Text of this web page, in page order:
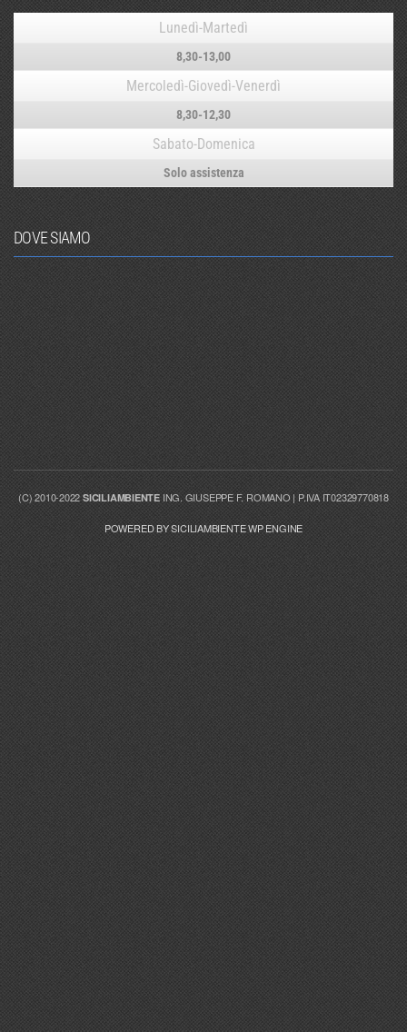
Lunedì-Martedì
8,30-13,00
Mercoledì-Giovedì-Venerdì
8,30-12,30
Sabato-Domenica
Solo assistenza
DOVE SIAMO
(C) 2010-2022SICILIAMBIENTEING. GIUSEPPE F. ROMANO | P.IVA IT02329770818
POWERED BY SICILIAMBIENTE WP ENGINE